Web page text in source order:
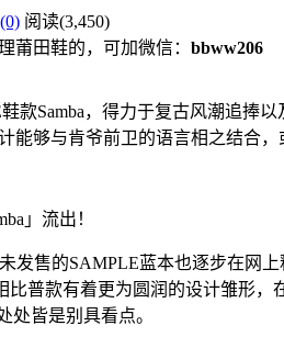
阅读(3,450)
莆田鞋的，可加微信： bbww206
鞋款Samba，得力于复古风潮追
能够与肯爷前卫的语言相之结合，
」流出！
发售的SAMPLE蓝本也逐步在网
比普款有着更为圆润的设计雏形，
处皆是别具看点。